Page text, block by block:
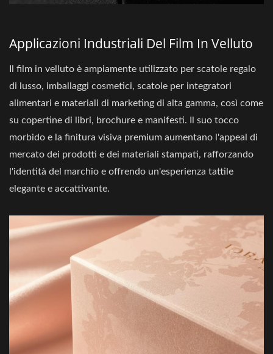
Applicazioni Industriali Del Film In Velluto
Il film in velluto è ampiamente utilizzato per scatole regalo
di lusso, imballaggi cosmetici, scatole per integratori
alimentari e materiali di marketing di alta gamma, così come
su copertine di libri, brochure e manifesti. Il suo tocco
morbido e la finitura visiva premium aumentano l'appeal di
mercato dei prodotti e dei materiali stampati, rafforzando
l'identità del marchio e offrendo un'esperienza tattile
elegante e accattivante.